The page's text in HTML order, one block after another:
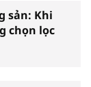
sản: Khi
chọn lọc